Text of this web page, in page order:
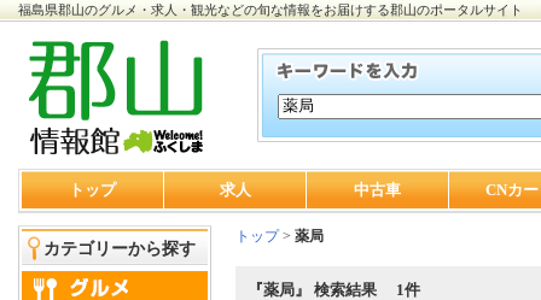
福島県郡山のグルメ・求人・観光などの旬な情報をお届けする郡山のポータルサイト
トップ 求人 中古車 CNカ
カテゴリーから探す
トップ> 薬局
『薬局』 検索結果 1件